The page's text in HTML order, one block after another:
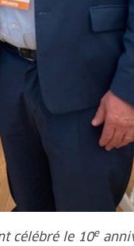
célébré le 10e